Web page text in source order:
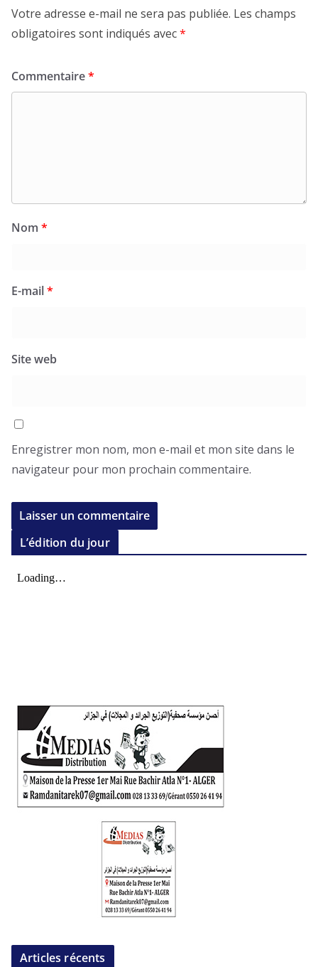
Votre adresse e-mail ne sera pas publiée. Les champs
obligatoires sont indiqués avec*
Commentaire*
Nom *
E-mail*
Site web
Enregistrer mon nom, mon e-mail et mon site dans le
navigateur pour mon prochain commentaire.
L’édition du jour
Articles récents